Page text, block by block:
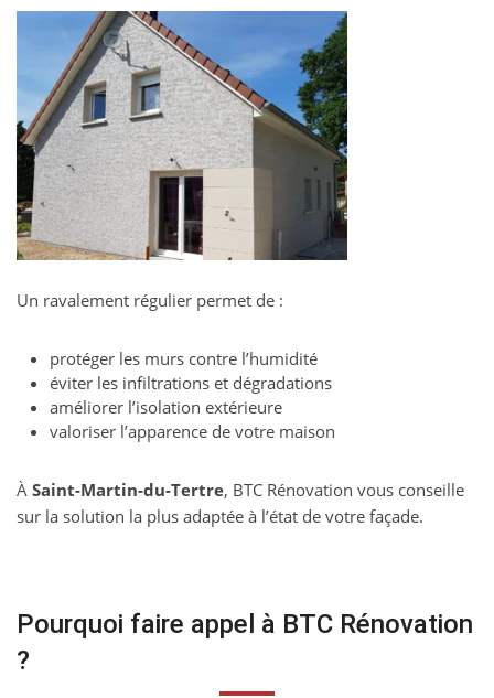
Un ravalement régulier permet de :
protéger les murs contre l’humidité
éviter les infiltrations et dégradations
améliorer l’isolation extérieure
valoriser l’apparence de votre maison
À Saint-Martin-du-Tertre, BTC Rénovation vous conseille
sur la solution la plus adaptée à l’état de votre façade.
Pourquoi faire appel à BTC Rénovation
?